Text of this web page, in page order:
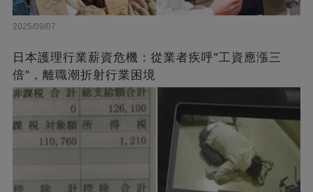
2025/09/07
日本護理行業薪資危機：從業者疾呼"工資應漲三
倍"，離職潮折射行業困境